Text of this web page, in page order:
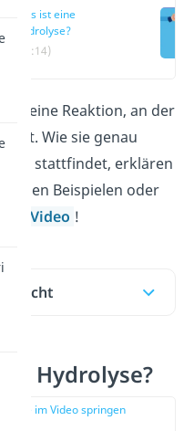
Was ist eine
Hydrolyse?
(00:14)
ist eine Reaktion, an der
ist. Wie sie genau
sie stattfindet, erklären
vielen Beispielen oder
Video !
Hydrolyse?
Stelle im Video springen